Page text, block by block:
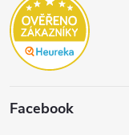
Facebook